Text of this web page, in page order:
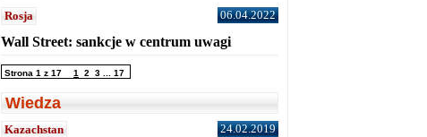
Rosja 06.04.2022
Wall Street: sankcje w centrum uwagi
Strona 1 z 17 1 2 3 17
Wiedza
Kazachstan 24.02.2019